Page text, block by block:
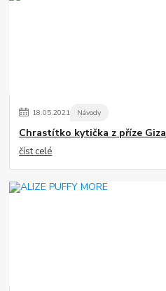
18.05.2021 Návody
Chrastítko kytička z příze Giza
číst celé